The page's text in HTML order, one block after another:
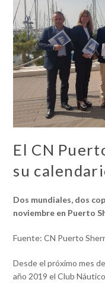
El CN
su
Dos mundiales, dos
noviembre en Puerto
Fuente: CN Puerto
Desde el próximo mes
año 2019 el Club